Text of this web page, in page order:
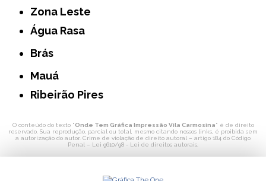
Zona Leste
Água Rasa
Brás
Mauá
Ribeirão Pires
O conteúdo do texto "Onde Tem Gráfica Impressão Vila Carmosina" é de direito
reservado. Sua reprodução, parcial ou total, mesmo citando nossos links, é proibida sem
a autorização do autor. Crime de violação de direito autoral – artigo 184 do Código
Penal – Lei 9610/98 - Lei de direitos autorais